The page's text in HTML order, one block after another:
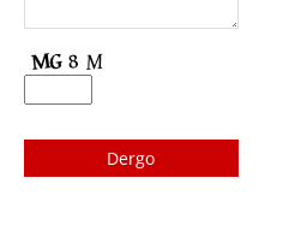
PËRGATITSHMËRI DHE